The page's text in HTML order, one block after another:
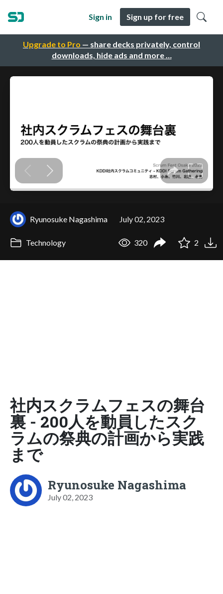
Upgrade to Pro — share decks privately, control
downloads, hide ads and more …
Sign in Sign up for free
Ryunosuke Nagashima July 02, 2023
Technology 320 2
社内スクラムフェスの舞台
裏 - 200人を動員したスク
ラムの祭典の計画から実践
まで
Ryunosuke Nagashima
July 02, 2023